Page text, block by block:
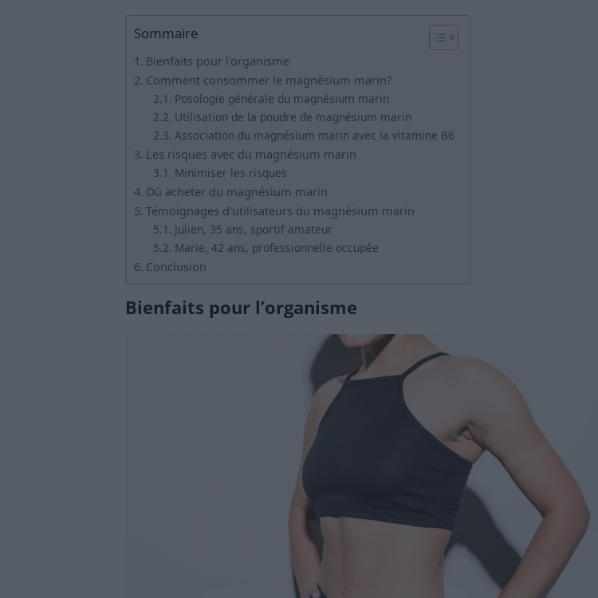
Sommaire
Bienfaits pour l’organisme
Comment consommer le magnésium marin?
Posologie générale du magnésium marin
Utilisation de la poudre de magnésium marin
Association du magnésium marin avec la vitamine B6
Les risques avec du magnésium marin
Minimiser les risques
Où acheter du magnésium marin
Témoignages d’utilisateurs du magnésium marin
Julien, 35 ans, sportif amateur
Marie, 42 ans, professionnelle occupée
Conclusion
Bienfaits pour l’organisme